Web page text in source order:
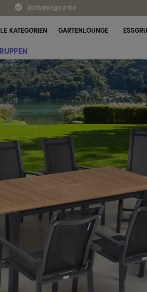
Bestpreisgarantie
KATEGORIEN GARTENLOUNGE